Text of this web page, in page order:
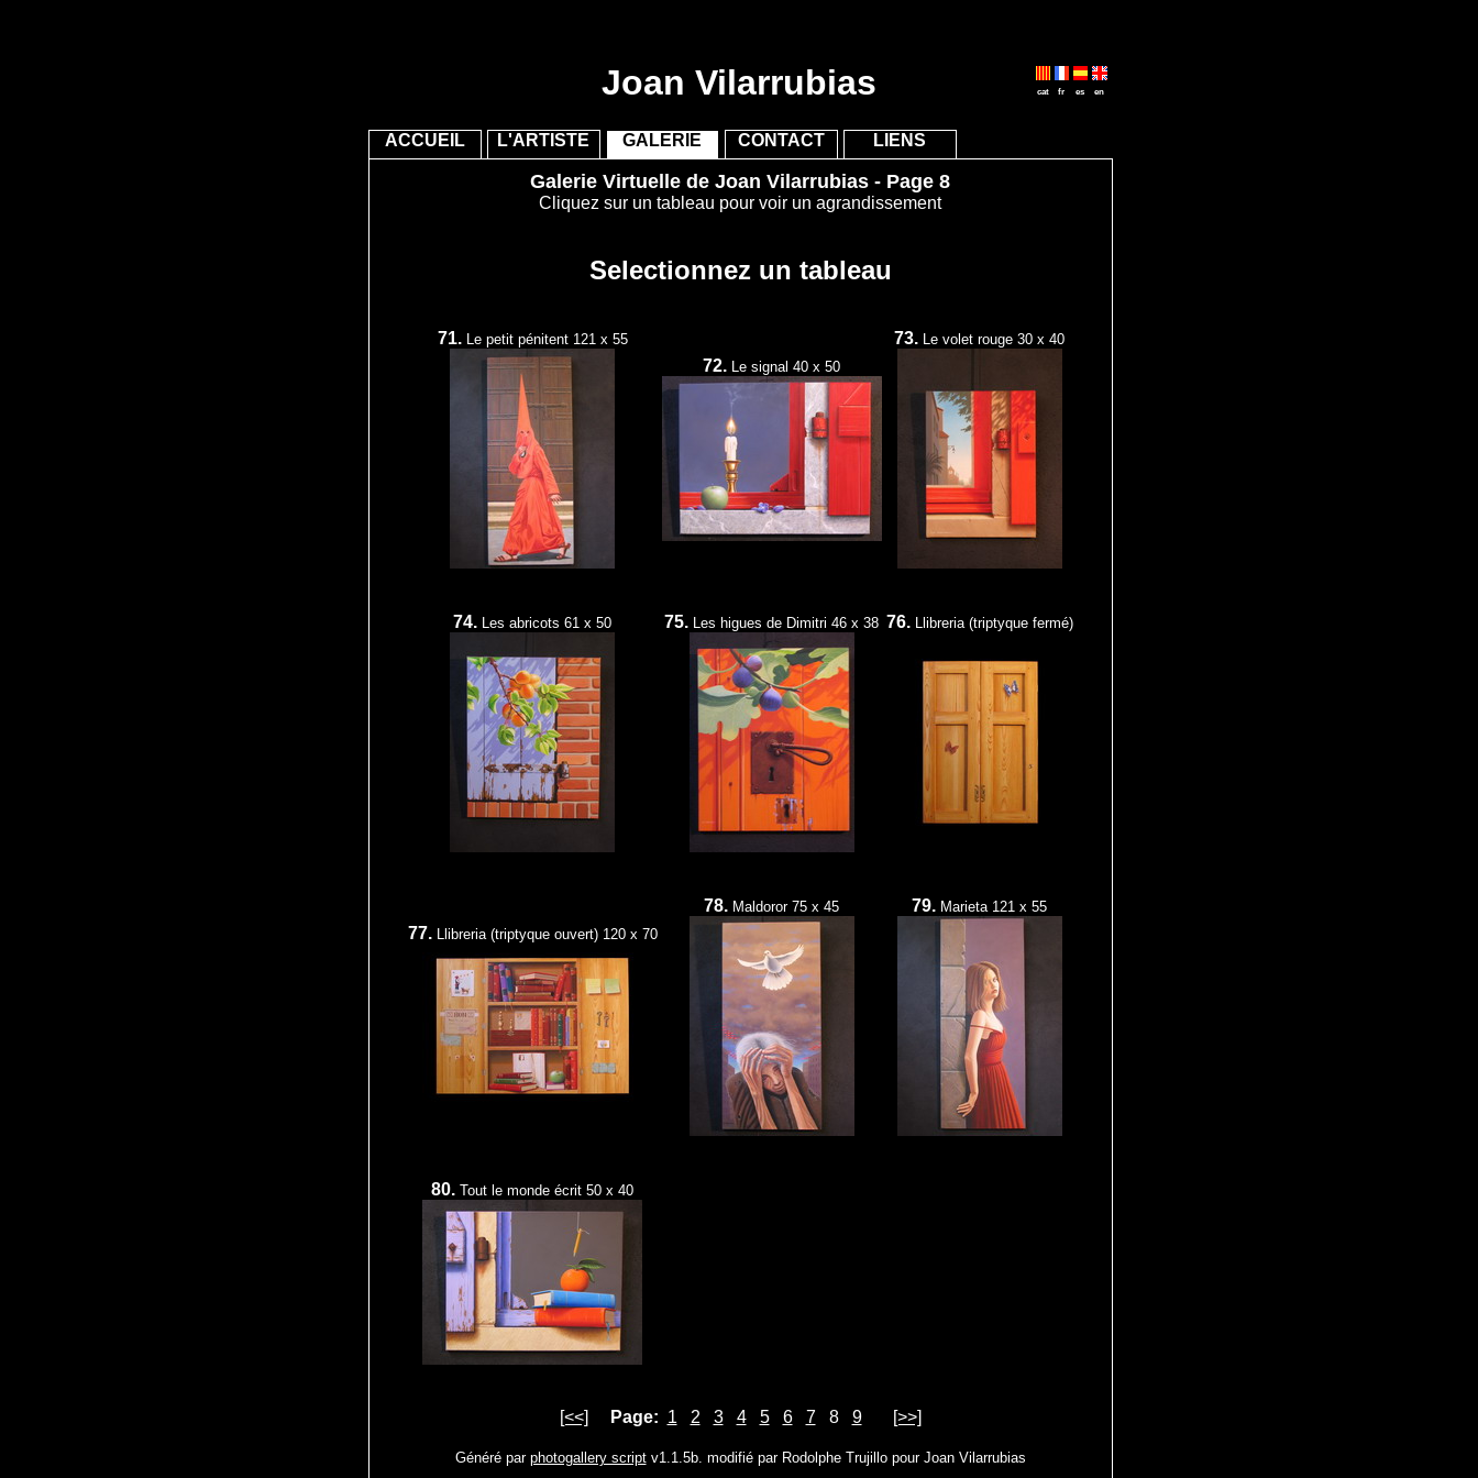
Joan Vilarrubias cat fr es en
ACCUEIL L'ARTISTE GALERIE CONTACT LIENS
Galerie Virtuelle de Joan Vilarrubias - Page 8
Cliquez sur un tableau pour voir un agrandissement
Selectionnez un tableau
71. Le petit pénitent 121 x 55
72. Le signal 40 x 50
73. Le volet rouge 30 x 40
74. Les abricots 61 x 50 75. Les higues de Dimitri 46 x 38 76. Llibreria (triptyque fermé)
77. Llibreria (triptyque ouvert) 120 x 70
78. Maldoror 75 x 45 79. Marieta 121 x 55
80. Tout le monde écrit 50 x 40
[<<] Page: 1 2 3 4 5 6 78 9 [>>]
Généré par photogallery scriptv1.1.5b. modifié par Rodolphe Trujillo pour Joan Vilarrubias